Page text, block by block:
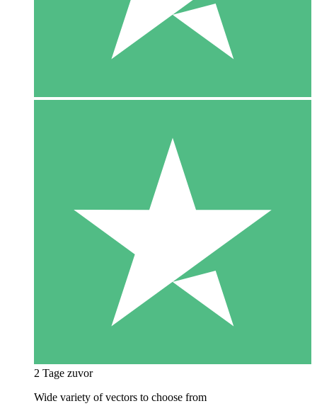
2 Tage zuvor
Wide variety of vectors to choose from